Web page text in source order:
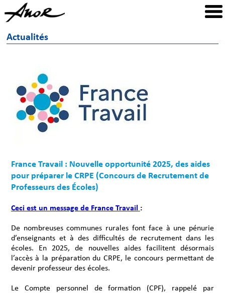
Actualités
France Travail : Nouvelle opportunité 2025, des aides
pour préparer le CRPE (Concours de Recrutement de
Professeurs des Écoles)
Ceci est un message de France Travail :
De nombreuses communes rurales font face à une pénurie
d’enseignants et à des difficultés de recrutement dans les
écoles. En 2025, de nouvelles aides facilitent désormais
l’accès à la préparation du CRPE, le concours permettant de
devenir professeur des écoles.
Le Compte personnel de formation (CPF), rappelé par